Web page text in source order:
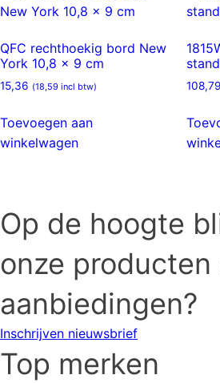
QFC rechthoekig bord New
York 10,8 x 9 cm
15,36 (18,59 incl btw)
Toevoegen aan
winkelwagen
108,79
Op de hoogte
onze producten
aanbiedingen?
Inschrijven nieuwsbrief
Top merken